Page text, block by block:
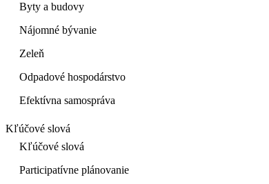
Byty a budovy
Nájomné bývanie
Zeleň
Odpadové hospodárstvo
Efektívna samospráva
Kľúčové slová
Kľúčové slová
Participatívne plánovanie